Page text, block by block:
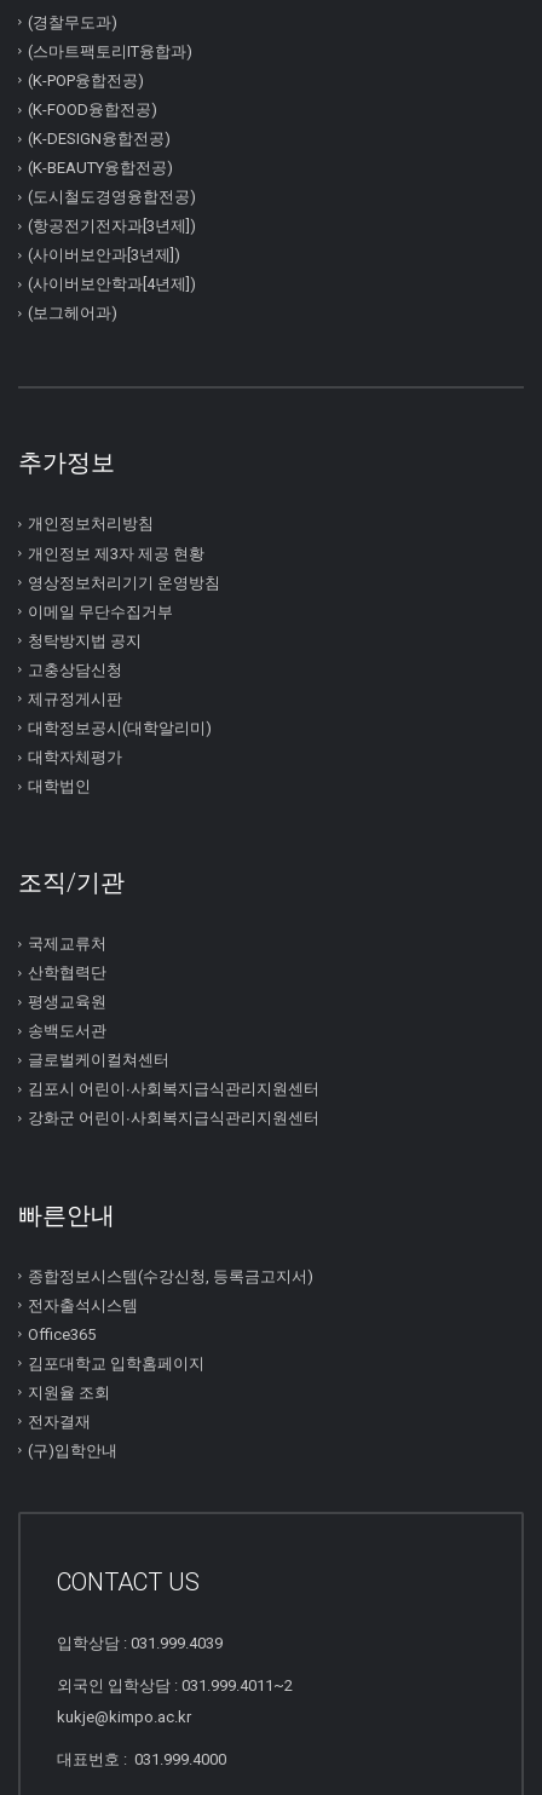
(경찰무도과)
(스마트팩토리IT융합과)
(K-POP융합전공)
(K-FOOD융합전공)
(K-DESIGN융합전공)
(K-BEAUTY융합전공)
(도시철도경영융합전공)
(항공전기전자과[3년제])
(사이버보안과[3년제])
(사이버보안학과[4년제])
(보그헤어과)
추가정보
개인정보처리방침
개인정보 제3자 제공 현황
영상정보처리기기 운영방침
이메일 무단수집거부
청탁방지법 공지
고충상담신청
제규정게시판
대학정보공시(대학알리미)
대학자체평가
대학법인
조직/기관
국제교류처
산학협력단
평생교육원
송백도서관
글로벌케이컬쳐센터
김포시 어린이∙사회복지급식관리지원센터
강화군 어린이∙사회복지급식관리지원센터
빠른안내
종합정보시스템(수강신청, 등록금고지서)
전자출석시스템
Office365
김포대학교 입학홈페이지
지원율 조회
전자결재
(구)입학안내
CONTACT US
입학상담 : 031.999.4039
외국인 입학상담 : 031.999.4011~2
kukje@kimpo.ac.kr
대표번호 : 031.999.4000